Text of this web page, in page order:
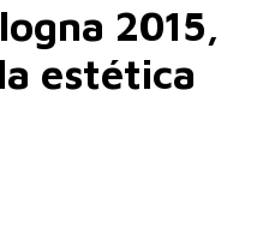
2015,
estética